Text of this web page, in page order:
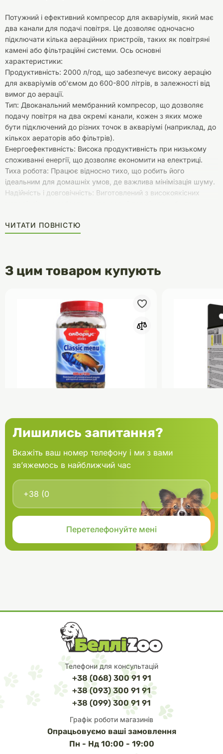
Потужний і ефективний компресор для акваріумів, який має
два канали для подачі повітря. Це дозволяє одночасно
підключати кілька аераційних пристроїв, таких як повітряні
камені або фільтраційні системи. Ось основні
характеристики:
Продуктивність: 2000 л/год, що забезпечує високу аерацію
для акваріумів об'ємом до 600-800 літрів, в залежності від
вимог до аерації.
Тип: Двоканальний мембранний компресор, що дозволяє
подачу повітря на два окремі канали, кожен з яких може
бути підключений до різних точок в акваріумі (наприклад, до
кількох аераторів або фільтрів).
Енергоефективність: Висока продуктивність при низькому
споживанні енергії, що дозволяє економити на електриці.
Тиха робота: Працює відносно тихо, що робить його
ідеальним для домашніх умов, де важлива мінімізація шуму.
Надійність і довговічність: Виготовлений з високоякісних
Призначення: Ідеальний для середніх і великих акваріумів,
де потрібно забезпечити аерацію на кількох точках
ЧИТАТИ ПОВНІСТЮ
З цим товаром купують
банка 150 г
В кошик
Aquael
Лишились запитання?
Вкажіть ваш номер телефону і ми з вами
зв’яжемось в найближчий час
Телефони для консультацій
+38 (068) 300 91 91
+38 (093) 300 91 91
+38 (099) 300 91 91
Графік роботи магазинів
Опрацьовуємо ваші замовлення
Пн - Нд 10:00 - 19:00